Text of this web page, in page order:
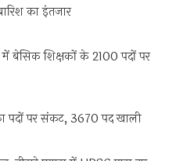
का इंतजार
में बेसिक शिक्षकों के 2100 पदों पर
पदों पर संकट, 3670 पद खाली